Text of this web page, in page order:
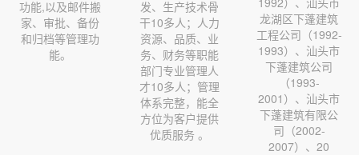
功能,以及邮件搬
家、审批、备份
和归档等管理功
能。
发、生产技术骨
干10多人；人力
资源、品质、业
务、财务等职能
部门专业管理人
才10多人；管理
体系完整，能全
方位为客户提供
优质服务 。
龙湖区下蓬建筑
工程公司（1992-
1993）、汕头市
下蓬建筑公司
（1993-
2001）、汕头市
下蓬建筑有限公
司（2002-
2007）、20